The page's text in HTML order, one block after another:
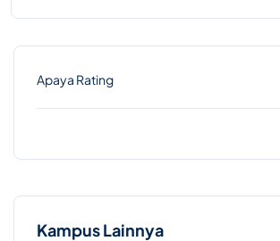
Apaya Rating
Kampus Lainnya